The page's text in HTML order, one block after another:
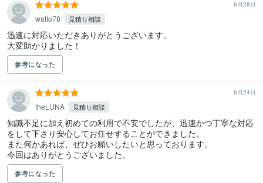
6月28日
watto78 見積り相談
迅速に対応いただきありがとうございます。
大変助かりました！
参考になった
6月24日
theLUNA 見積り相談
知識不足に加え初めての利用で不安でしたが、迅速かつ丁寧な対応
をして下さり安心してお任せすることができました。
また何かあれば、ぜひお願いしたいと思っております。
今回はありがとうございました。
参考になった